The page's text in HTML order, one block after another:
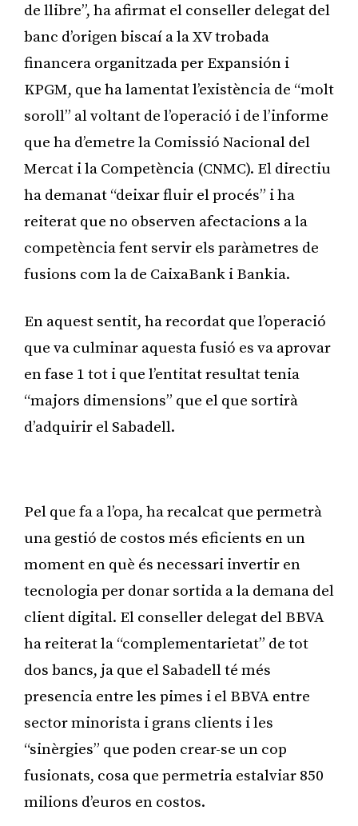
de llibre”, ha afirmat el conseller delegat del
banc d’origen biscaí a la XV trobada
financera organitzada per Expansión i
KPGM, que ha lamentat l’existència de “molt
soroll” al voltant de l’operació i de l’informe
que ha d’emetre la Comissió Nacional del
Mercat i la Competència (CNMC). El directiu
ha demanat “deixar fluir el procés” i ha
reiterat que no observen afectacions a la
competència fent servir els paràmetres de
fusions com la de CaixaBank i Bankia.
En aquest sentit, ha recordat que l’operació
que va culminar aquesta fusió es va aprovar
en fase 1 tot i que l’entitat resultat tenia
“majors dimensions” que el que sortirà
d’adquirir el Sabadell.
Pel que fa a l’opa, ha recalcat que permetrà
una gestió de costos més eficients en un
moment en què és necessari invertir en
tecnologia per donar sortida a la demana del
client digital. El conseller delegat del BBVA
ha reiterat la “complementarietat” de tot
dos bancs, ja que el Sabadell té més
presencia entre les pimes i el BBVA entre
sector minorista i grans clients i les
“sinèrgies” que poden crear-se un cop
fusionats, cosa que permetria estalviar 850
milions d’euros en costos.